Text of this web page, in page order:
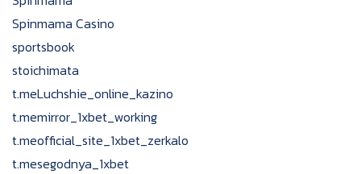
Spinmama Casino
sportsbook
stoichimata
t.meLuchshie_online_kazino
t.memirror_1xbet_working
t.meofficial_site_1xbet_zerkalo
t.mesegodnya_1xbet